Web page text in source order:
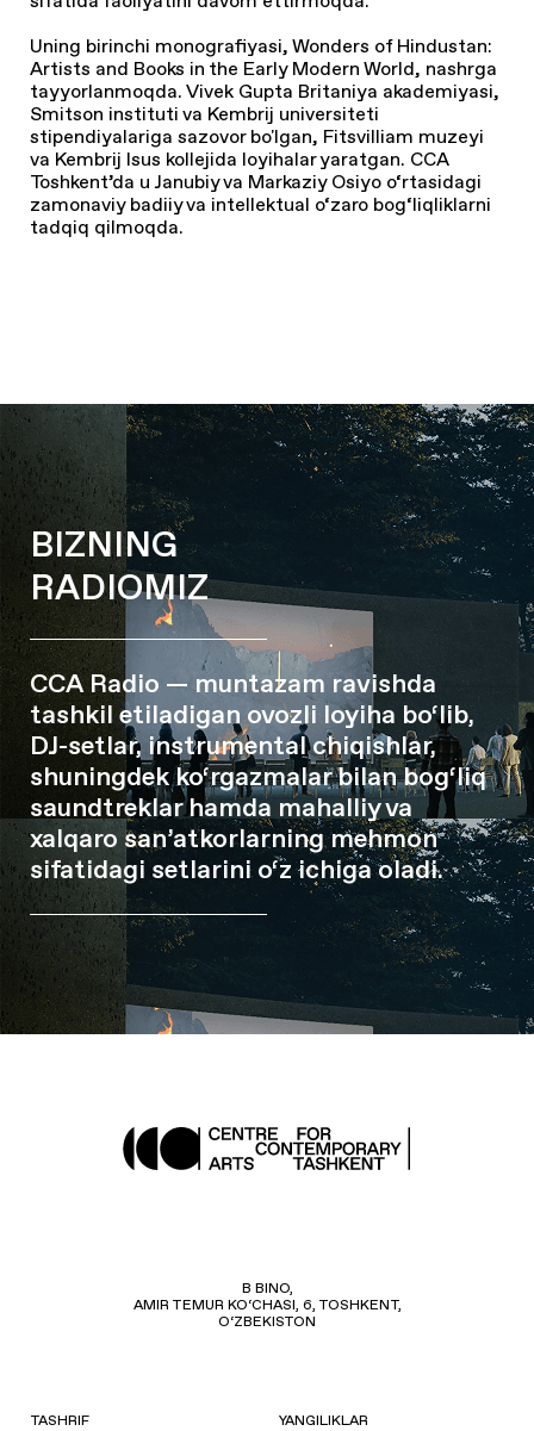
Uning birinchi monografiyasi, Wonders of Hindustan:
Artists and Books in the Early Modern World, nashrga
tayyorlanmoqda. Vivek Gupta Britaniya akademiyasi,
Smitson instituti va Kembrij universiteti
stipendiyalariga sazovor bo'lgan, Fitsvilliam muzeyi
va Kembrij Isus kollejida loyihalar yaratgan. CCA
Toshkent’da u Janubiy va Markaziy Osiyo o‘rtasidagi
zamonaviy badiiy va intellektual o‘zaro bog‘liqliklarni
tadqiq qilmoqda.
BIZNING
RADIOMIZ
CCA Radio — muntazam ravishda
tashkil etiladigan ovozli loyiha bo‘lib,
DJ-setlar, instrumental chiqishlar,
shuningdek ko‘rgazmalar bilan bog‘liq
saundtreklar hamda mahalliy va
xalqaro san’atkorlarning mehmon
sifatidagi setlarini o‘z ichiga oladi.
B BINO,
AMIR TEMUR KO‘CHASI, 6, TOSHKENT,
O‘ZBEKISTON
TASHRIF YANGILIKLAR